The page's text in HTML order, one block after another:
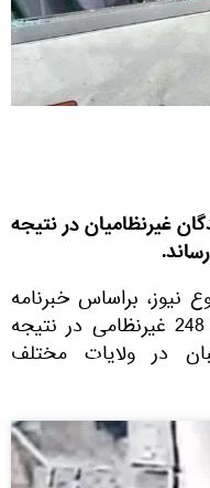
غیرنظامیان در نتیجه
نیوز، براساس خبرنامه
وزارت داخله از 11 ثور الی 9 جوزا 248 غیرنظامی در نتیجه
در ولایات مختلف